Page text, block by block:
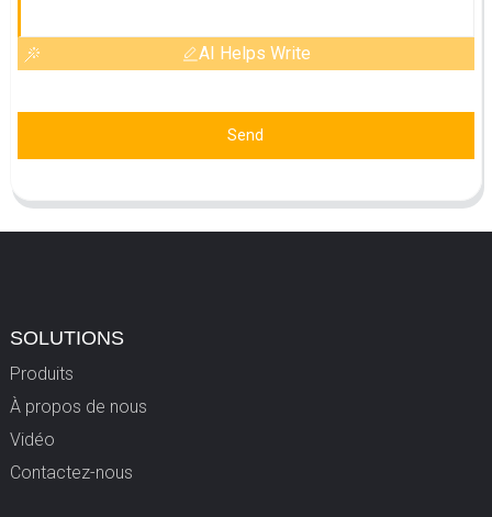
AI Helps Write
Send
SOLUTIONS
Produits
À propos de nous
Vidéo
Contactez-nous